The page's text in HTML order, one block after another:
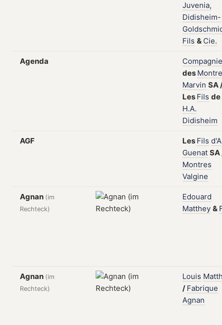
Juvenia,
Didisheim-
Fils & Cie.
Agenda
Compagnie
des
Marvin SA
Les Fils de
H.A.
Didisheim
AGF Les Fils
Guenat SA
Montres
Valgine
Agnan (im
Rechteck)
Edouard
Matthey &
Agnan (im
Rechteck)
Louis
/ Fabrique
Agnan